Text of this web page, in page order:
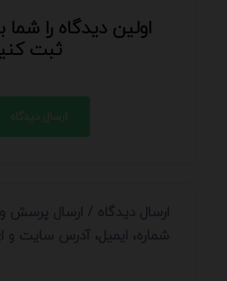
اولین دیدگاه را
ثبت
ارسال دیدگاه
ارسال دیدگاه / ارسال پرسش
شماره، ایمیل، آدرس سایت و